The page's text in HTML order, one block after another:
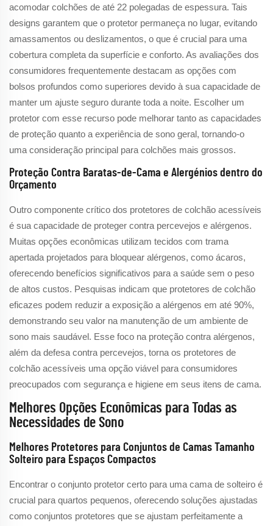
acomodar colchões de até 22 polegadas de espessura. Tais
designs garantem que o protetor permaneça no lugar, evitando
amassamentos ou deslizamentos, o que é crucial para uma
cobertura completa da superfície e conforto. As avaliações dos
consumidores frequentemente destacam as opções com
bolsos profundos como superiores devido à sua capacidade de
manter um ajuste seguro durante toda a noite. Escolher um
protetor com esse recurso pode melhorar tanto as capacidades
de proteção quanto a experiência de sono geral, tornando-o
uma consideração principal para colchões mais grossos.
Proteção Contra Baratas-de-Cama e Alergénios dentro do
Orçamento
Outro componente crítico dos protetores de colchão acessíveis
é sua capacidade de proteger contra percevejos e alérgenos.
Muitas opções econômicas utilizam tecidos com trama
apertada projetados para bloquear alérgenos, como ácaros,
oferecendo benefícios significativos para a saúde sem o peso
de altos custos. Pesquisas indicam que protetores de colchão
eficazes podem reduzir a exposição a alérgenos em até 90%,
demonstrando seu valor na manutenção de um ambiente de
sono mais saudável. Esse foco na proteção contra alérgenos,
além da defesa contra percevejos, torna os protetores de
colchão acessíveis uma opção viável para consumidores
preocupados com segurança e higiene em seus itens de cama.
Melhores Opções Econômicas para Todas as
Necessidades de Sono
Melhores Protetores para Conjuntos de Camas Tamanho
Solteiro para Espaços Compactos
Encontrar o conjunto protetor certo para uma cama de solteiro é
crucial para quartos pequenos, oferecendo soluções ajustadas
como conjuntos protetores que se ajustam perfeitamente a